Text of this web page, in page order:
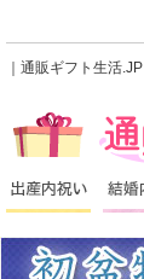
｜通販ギフト生活.JP